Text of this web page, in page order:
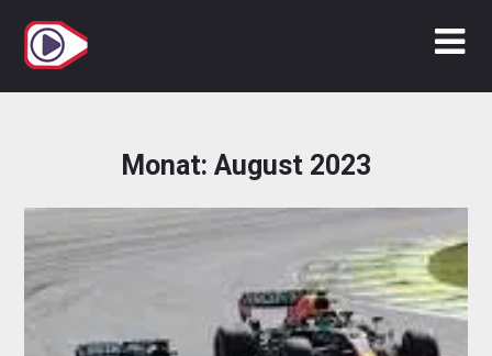
Inhalt
springen
Monat: August 2023